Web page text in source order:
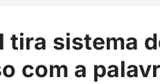
tira sistema
com a